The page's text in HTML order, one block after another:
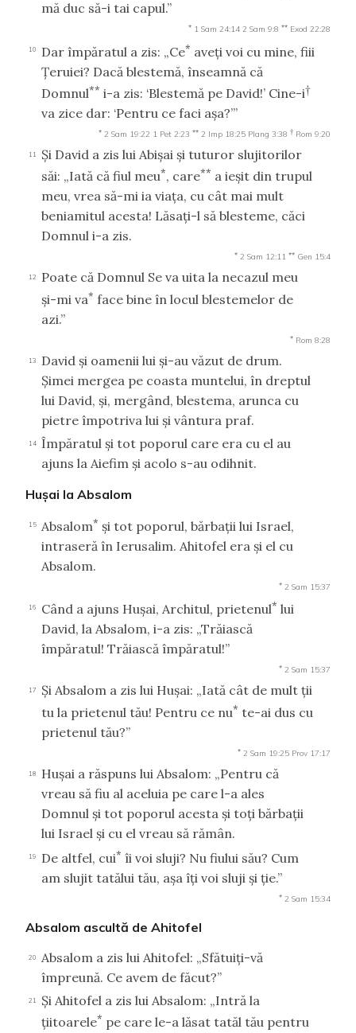
mă duc să-i tai capul.”
* 1 Sam 24:14 2 Sam 9:8 ** Exod 22:28
10 Dar împăratul a zis: „Ce* aveţi voi cu mine, fiii
Ţeruiei? Dacă blestemă, înseamnă că
Domnul** i-a zis: ‘Blestemă pe David!’ Cine-i†
va zice dar: ‘Pentru ce faci aşa?’”
* 2 Sam 19:22 1 Pet 2:23 ** 2 Imp 18:25 Plang 3:38 † Rom 9:20
11
Şi David a zis lui Abişai şi tuturor slujitorilor
săi: „Iată că fiul meu*, care** a ieşit din trupul
meu, vrea să-mi ia viaţa, cu cât mai mult
beniamitul acesta! Lăsaţi-l să blesteme, căci
Domnul i-a zis.
* 2 Sam 12:11 ** Gen 15:4
12
Poate că Domnul Se va uita la necazul meu
şi-mi va* face bine în locul blestemelor de
azi.”
* Rom 8:28
13
David şi oamenii lui şi-au văzut de drum.
Şimei mergea pe coasta muntelui, în dreptul
lui David, şi, mergând, blestema, arunca cu
pietre împotriva lui şi vântura praf.
14 Împăratul şi tot poporul care era cu el au
ajuns la Aiefim şi acolo s-au odihnit.
Huşai la Absalom
15 Absalom* şi tot poporul, bărbaţii lui Israel,
intraseră în Ierusalim. Ahitofel era şi el cu
Absalom.
* 2 Sam 15:37
16 Când a ajuns Huşai, Architul, prietenul* lui
David, la Absalom, i-a zis: „Trăiască
împăratul! Trăiască împăratul!”
* 2 Sam 15:37
17
Şi Absalom a zis lui Huşai: „Iată cât de mult ţii
tu la prietenul tău! Pentru ce nu* te-ai dus cu
prietenul tău?”
* 2 Sam 19:25 Prov 17:17
18
Huşai a răspuns lui Absalom: „Pentru că
vreau să fiu al aceluia pe care l-a ales
Domnul şi tot poporul acesta şi toţi bărbaţii
lui Israel şi cu el vreau să rămân.
19 De altfel, cui* îi voi sluji? Nu fiului său? Cum
am slujit tatălui tău, aşa îţi voi sluji şi ţie.”
* 2 Sam 15:34
Absalom ascultă de Ahitofel
20
Absalom a zis lui Ahitofel: „Sfătuiţi-vă
împreună. Ce avem de făcut?”
21
Şi Ahitofel a zis lui Absalom: „Intră la
ţiitoarele* pe care le-a lăsat tatăl tău pentru